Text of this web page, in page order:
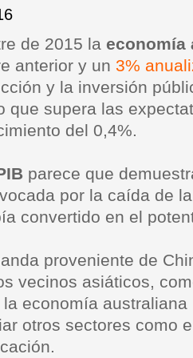
de 2015 la economía
anterior y un3%
y la inversión
que supera las
del 0,4%.
parece que
por la caída de
convertido en el
proveniente de
vecinos asiáticos,
economía
otros sectores como